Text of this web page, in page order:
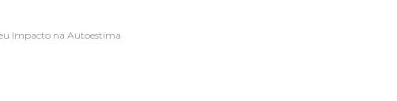
Impacto na Autoestima